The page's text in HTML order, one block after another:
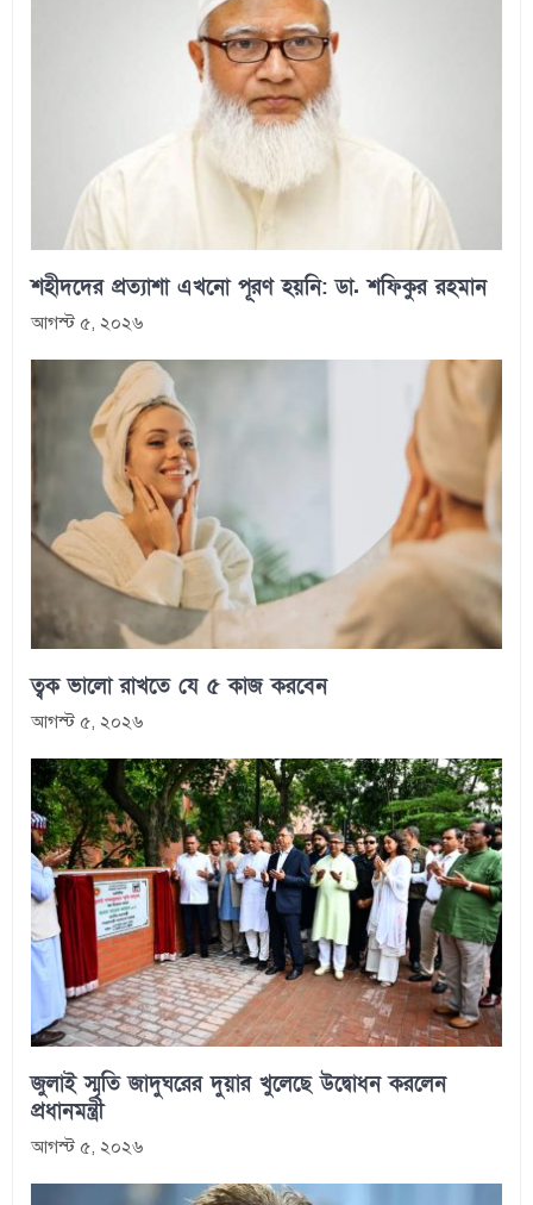
শহীদদের প্রত্যাশা এখনো পূরণ হয়নি: ডা. শফিকুর রহমান
আগস্ট ৫, ২০২৬
ত্বক ভালো রাখতে যে ৫ কাজ করবেন
আগস্ট ৫, ২০২৬
জুলাই স্মৃতি জাদুঘরের দুয়ার খুলেছে উদ্বোধন করলেন
প্রধানমন্ত্রী
আগস্ট ৫, ২০২৬